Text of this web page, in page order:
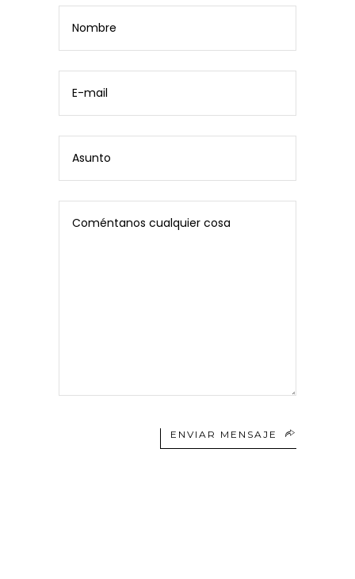
ENVIAR MENSAJE